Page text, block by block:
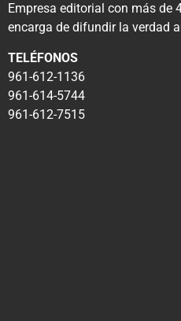
Empresa editorial con más de
encarga de difundir la verdad
TELÉFONOS
961-612-1136
961-614-5744
961-612-7515